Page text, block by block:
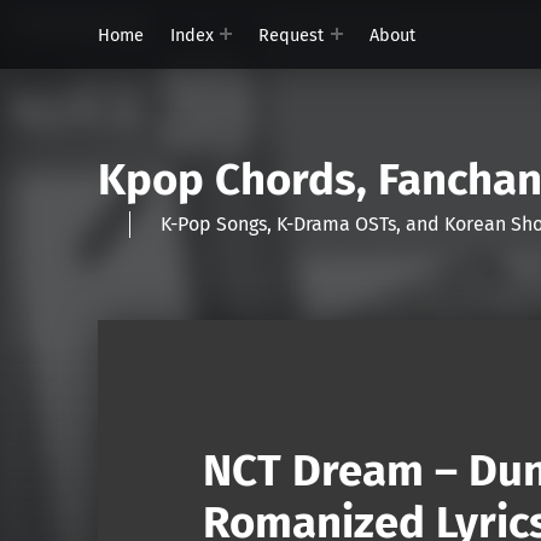
Home Index Request About
Kpop Chords,
K-Pop Songs, K-Drama OSTs, and Korean
NCT Dream –
Romanized